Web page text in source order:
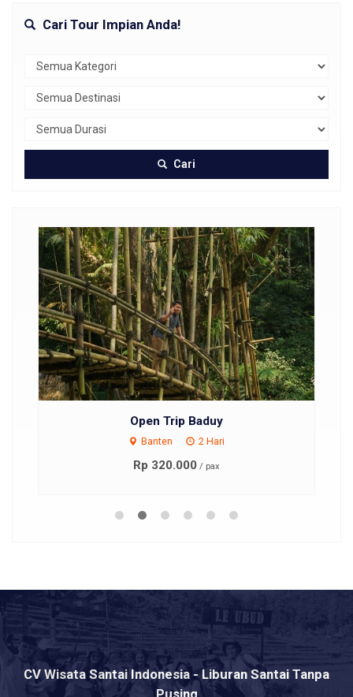
Cari Tour Impian Anda!
Cari
Open Trip Baduy
Banten 2 Hari
Rp 320.000 / pax
CV Wisata Santai Indonesia - Liburan Santai Tanpa
Pusing